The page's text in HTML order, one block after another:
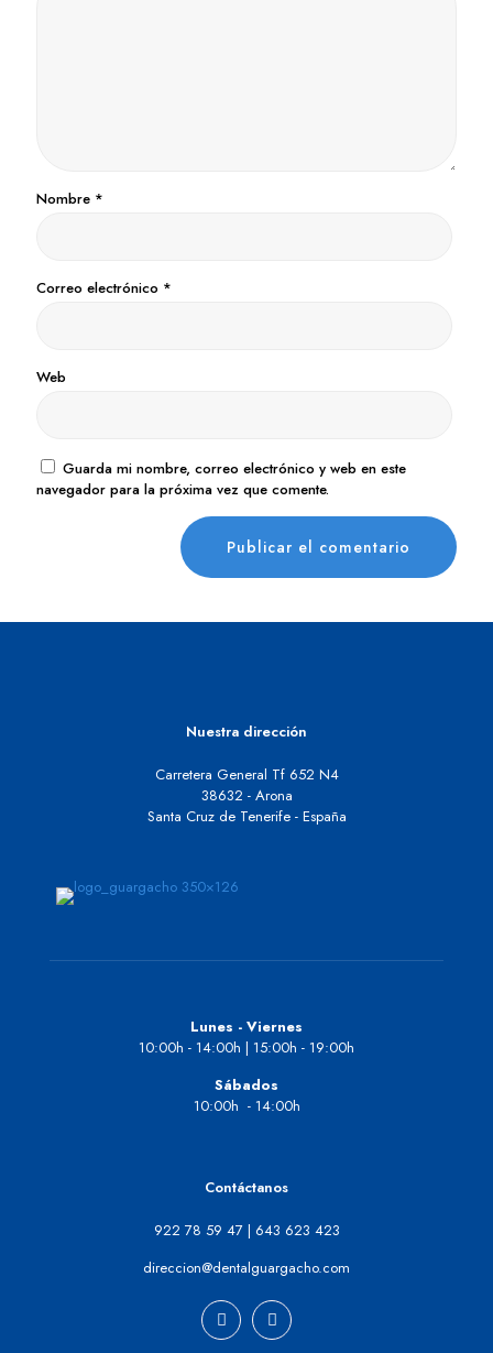
Nombre *
Correo electrónico *
Web
Guarda mi nombre, correo electrónico y web en este
navegador para la próxima vez que comente.
Nuestra dirección
Carretera General Tf 652 N4
38632 - Arona
Santa Cruz de Tenerife - España
Lunes - Viernes
10:00h - 14:00h | 15:00h - 19:00h
Sábados
10:00h - 14:00h
Contáctanos
922 78 59 47| 643 623 423
direccion@dentalguargacho.com